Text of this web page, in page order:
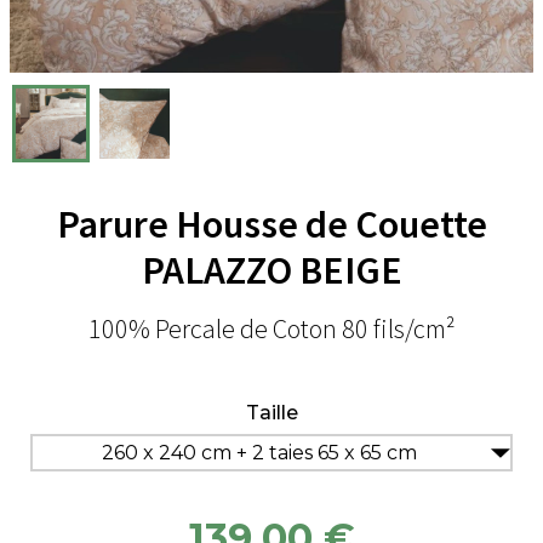
Parure Housse de Couette
PALAZZO BEIGE
100% Percale de Coton 80 fils/cm²
Taille
260 x 240 cm + 2 taies 65 x 65 cm